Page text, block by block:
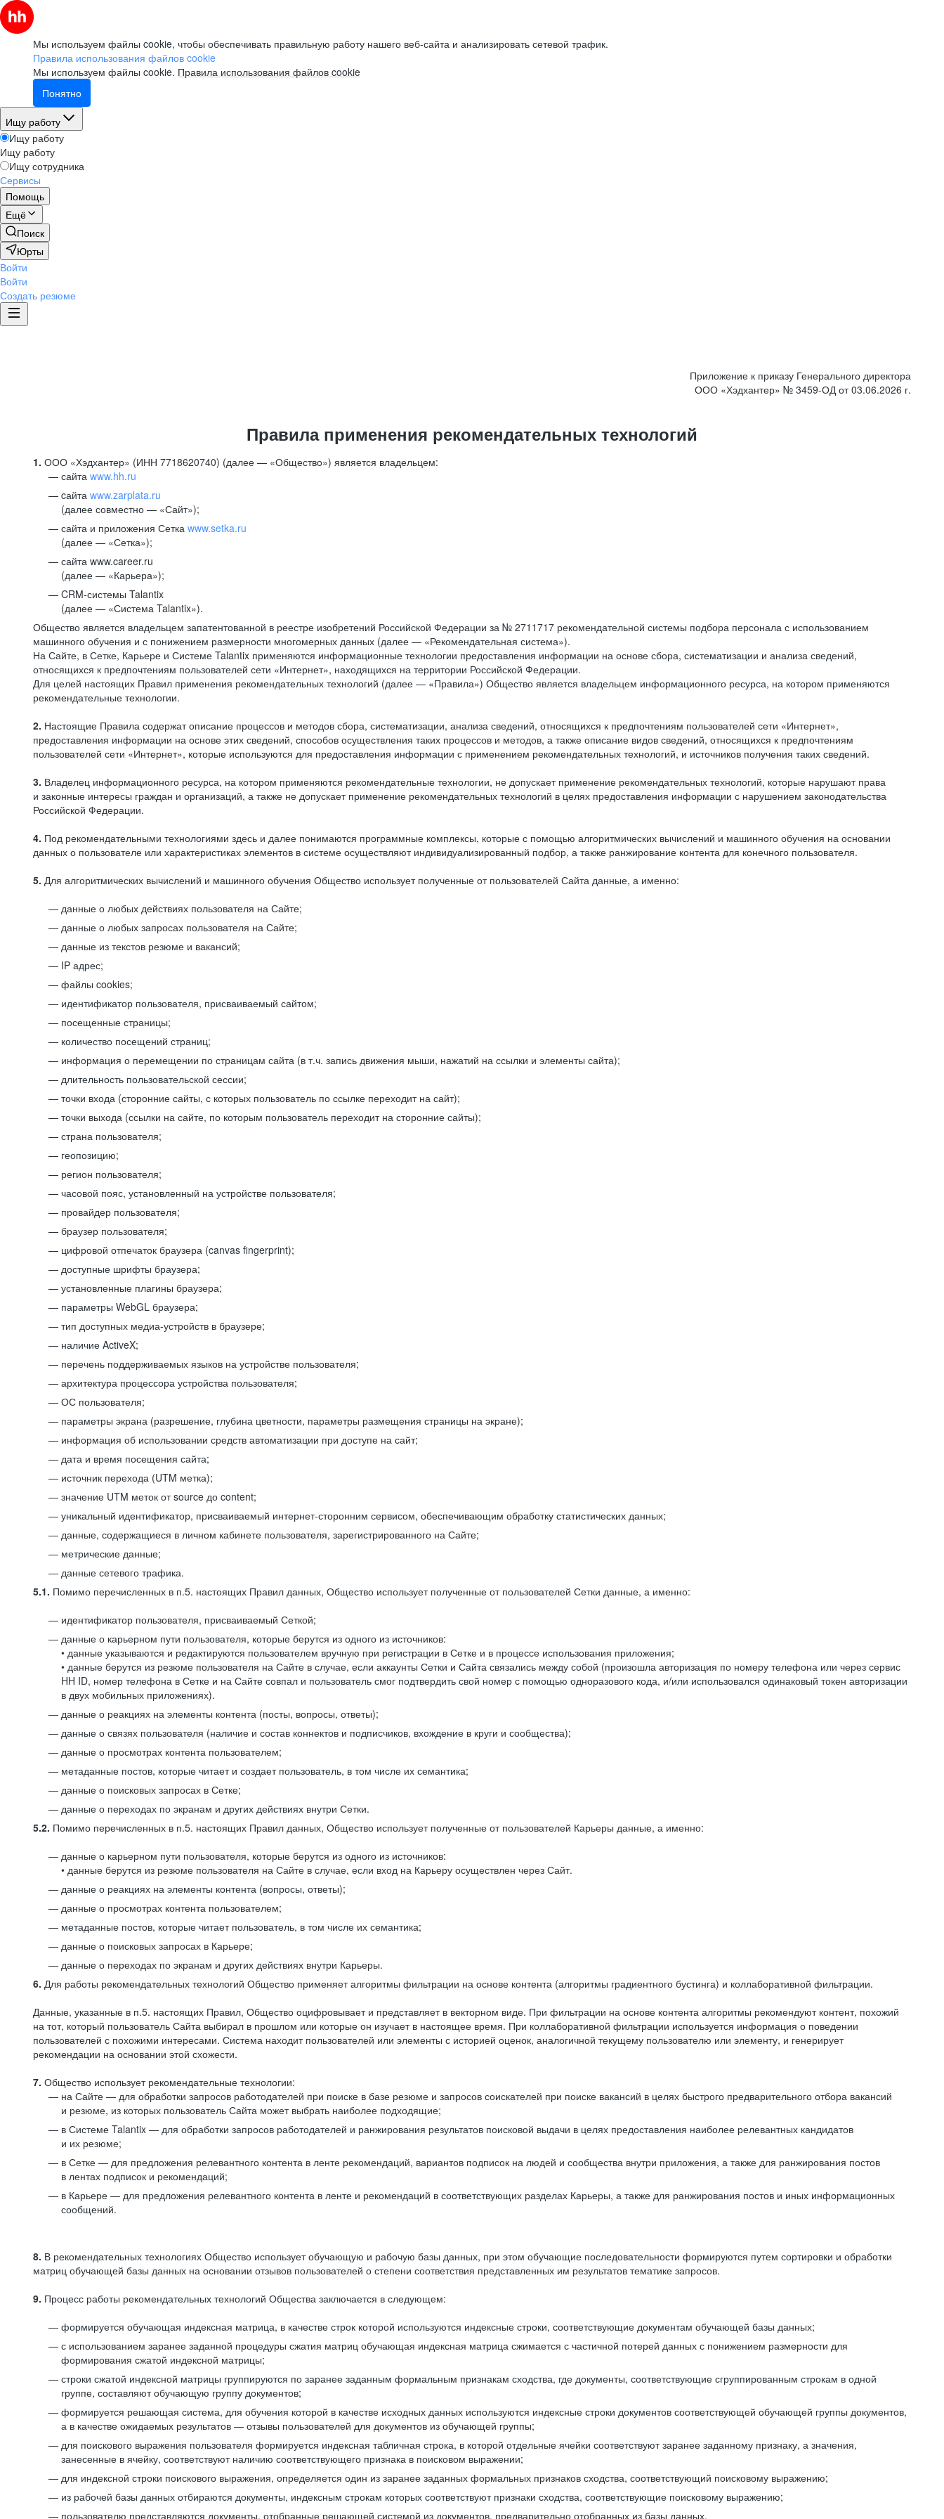
Мы используем файлы cookie, чтобы обеспечивать правильную работу нашего веб-сайта и анализировать сетевой трафик.
Правила использования файлов cookie
Мы используем файлы cookie. Правила использования файлов cookie
Понятно
Ищу работу
Ищу работу
Ищу работу
Ищу сотрудника
Сервисы
Помощь
Ещё
Поиск
Юрты
Войти
Войти
Создать резюме
Приложение к приказу Генерального директора
ООО «Хэдхантер» № 3459-ОД от 03.06.2026 г.
Правила применения рекомендательных технологий
1. ООО «Хэдхантер» (ИНН 7718620740) (далее — «Общество») является владельцем:
сайта www.hh.ru
cайта www.zarplata.ru
(далее совместно — «Сайт»);
сайта и приложения Сетка www.setka.ru
(далее — «Сетка»);
сайта www.career.ru
(далее — «Карьера»);
CRM-системы Talantix
(далее — «Система Talantix»).
Общество является владельцем запатентованной в реестре изобретений Российской Федерации за № 2711717 рекомендательной системы подбора персонала с использованием
машинного обучения и с понижением размерности многомерных данных (далее — «Рекомендательная система»).
На Сайте, в Сетке, Карьере и Системе Talantix применяются информационные технологии предоставления информации на основе сбора, систематизации и анализа сведений,
относящихся к предпочтениям пользователей сети «Интернет», находящихся на территории Российской Федерации.
Для целей настоящих Правил применения рекомендательных технологий (далее — «Правила») Общество является владельцем информационного ресурса, на котором применяются
рекомендательные технологии.
2. Настоящие Правила содержат описание процессов и методов сбора, систематизации, анализа сведений, относящихся к предпочтениям пользователей сети «Интернет»,
предоставления информации на основе этих сведений, способов осуществления таких процессов и методов, а также описание видов сведений, относящихся к предпочтениям
пользователей сети «Интернет», которые используются для предоставления информации с применением рекомендательных технологий, и источников получения таких сведений.
3. Владелец информационного ресурса, на котором применяются рекомендательные технологии, не допускает применение рекомендательных технологий, которые нарушают права
и законные интересы граждан и организаций, а также не допускает применение рекомендательных технологий в целях предоставления информации с нарушением законодательства
Российской Федерации.
4. Под рекомендательными технологиями здесь и далее понимаются программные комплексы, которые с помощью алгоритмических вычислений и машинного обучения на основании
данных о пользователе или характеристиках элементов в системе осуществляют индивидуализированный подбор, а также ранжирование контента для конечного пользователя.
5. Для алгоритмических вычислений и машинного обучения Общество использует полученные от пользователей Сайта данные, а именно:
данные о любых действиях пользователя на Сайте;
данные о любых запросах пользователя на Сайте;
данные из текстов резюме и вакансий;
IP адрес;
файлы cookies;
идентификатор пользователя, присваиваемый сайтом;
посещенные страницы;
количество посещений страниц;
информация о перемещении по страницам сайта (в т.ч. запись движения мыши, нажатий на ссылки и элементы сайта);
длительность пользовательской сессии;
точки входа (сторонние сайты, с которых пользователь по ссылке переходит на сайт);
точки выхода (ссылки на сайте, по которым пользователь переходит на сторонние сайты);
страна пользователя;
геопозицию;
регион пользователя;
часовой пояс, установленный на устройстве пользователя;
провайдер пользователя;
браузер пользователя;
цифровой отпечаток браузера (canvas fingerprint);
доступные шрифты браузера;
установленные плагины браузера;
параметры WebGL браузера;
тип доступных медиа-устройств в браузере;
наличие ActiveX;
перечень поддерживаемых языков на устройстве пользователя;
архитектура процессора устройства пользователя;
ОС пользователя;
параметры экрана (разрешение, глубина цветности, параметры размещения страницы на экране);
информация об использовании средств автоматизации при доступе на сайт;
дата и время посещения сайта;
источник перехода (UTM метка);
значение UTM меток от source до content;
уникальный идентификатор, присваиваемый интернет-сторонним сервисом, обеспечивающим обработку статистических данных;
данные, содержащиеся в личном кабинете пользователя, зарегистрированного на Сайте;
метрические данные;
данные сетевого трафика.
5.1. Помимо перечисленных в п.5. настоящих Правил данных, Общество использует полученные от пользователей Сетки данные, а именно:
идентификатор пользователя, присваиваемый Сеткой;
данные о карьерном пути пользователя, которые берутся из одного из источников:
• данные указываются и редактируются пользователем вручную при регистрации в Сетке и в процессе использования приложения;
• данные берутся из резюме пользователя на Сайте в случае, если аккаунты Сетки и Сайта связались между собой (произошла авторизация по номеру телефона или через сервис
HH ID, номер телефона в Сетке и на Сайте совпал и пользователь смог подтвердить свой номер с помощью одноразового кода, и/или использовался одинаковый токен авторизации
в двух мобильных приложениях).
данные о реакциях на элементы контента (посты, вопросы, ответы);
данные о связях пользователя (наличие и состав коннектов и подписчиков, вхождение в круги и сообщества);
данные о просмотрах контента пользователем;
метаданные постов, которые читает и создает пользователь, в том числе их семантика;
данные о поисковых запросах в Сетке;
данные о переходах по экранам и других действиях внутри Сетки.
5.2. Помимо перечисленных в п.5. настоящих Правил данных, Общество использует полученные от пользователей Карьеры данные, а именно:
данные о карьерном пути пользователя, которые берутся из одного из источников:
• данные берутся из резюме пользователя на Сайте в случае, если вход на Карьеру осуществлен через Сайт.
данные о реакциях на элементы контента (вопросы, ответы);
данные о просмотрах контента пользователем;
метаданные постов, которые читает пользователь, в том числе их семантика;
данные о поисковых запросах в Карьере;
данные о переходах по экранам и других действиях внутри Карьеры.
6. Для работы рекомендательных технологий Общество применяет алгоритмы фильтрации на основе контента (алгоритмы градиентного бустинга) и коллаборативной фильтрации.
Данные, указанные в п.5. настоящих Правил, Общество оцифровывает и представляет в векторном виде. При фильтрации на основе контента алгоритмы рекомендуют контент, похожий
на тот, который пользователь Сайта выбирал в прошлом или которые он изучает в настоящее время. При коллаборативной фильтрации используется информация о поведении
пользователей с похожими интересами. Система находит пользователей или элементы с историей оценок, аналогичной текущему пользователю или элементу, и генерирует
рекомендации на основании этой схожести.
7. Общество использует рекомендательные технологии:
на Сайте — для обработки запросов работодателей при поиске в базе резюме и запросов соискателей при поиске вакансий в целях быстрого предварительного отбора вакансий
и резюме, из которых пользователь Сайта может выбрать наиболее подходящие;
в Системе Talantix — для обработки запросов работодателей и ранжирования результатов поисковой выдачи в целях предоставления наиболее релевантных кандидатов
и их резюме;
в Сетке — для предложения релевантного контента в ленте рекомендаций, вариантов подписок на людей и сообщества внутри приложения, а также для ранжирования постов
в лентах подписок и рекомендаций;
в Карьере — для предложения релевантного контента в ленте и рекомендаций в соответствующих разделах Карьеры, а также для ранжирования постов и иных информационных
сообщений.
8. В рекомендательных технологиях Общество использует обучающую и рабочую базы данных, при этом обучающие последовательности формируются путем сортировки и обработки
матриц обучающей базы данных на основании отзывов пользователей о степени соответствия представленных им результатов тематике запросов.
9. Процесс работы рекомендательных технологий Общества заключается в следующем:
формируется обучающая индексная матрица, в качестве строк которой используются индексные строки, соответствующие документам обучающей базы данных;
с использованием заранее заданной процедуры сжатия матриц обучающая индексная матрица сжимается с частичной потерей данных с понижением размерности для
формирования сжатой индексной матрицы;
строки сжатой индексной матрицы группируются по заранее заданным формальным признакам сходства, где документы, соответствующие сгруппированным строкам в одной
группе, составляют обучающую группу документов;
формируется решающая система, для обучения которой в качестве исходных данных используются индексные строки документов соответствующей обучающей группы документов,
а в качестве ожидаемых результатов — отзывы пользователей для документов из обучающей группы;
для поискового выражения пользователя формируется индексная табличная строка, в которой отдельные ячейки соответствуют заранее заданному признаку, а значения,
занесенные в ячейку, соответствуют наличию соответствующего признака в поисковом выражении;
для индексной строки поискового выражения, определяется один из заранее заданных формальных признаков сходства, соответствующий поисковому выражению;
из рабочей базы данных отбираются документы, индексным строкам которых соответствуют признаки сходства, соответствующие поисковому выражению;
пользователю представляются документы, отобранные решающей системой из документов, предварительно отобранных из базы данных.